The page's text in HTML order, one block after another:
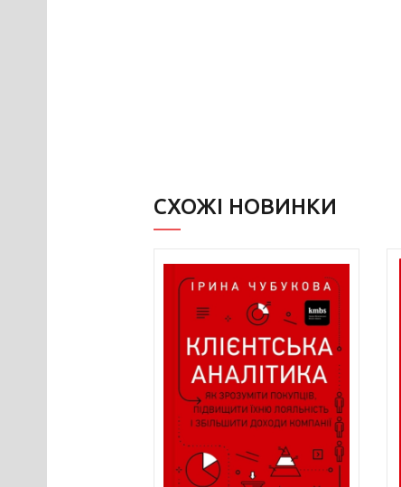
СХОЖІ НОВИНКИ